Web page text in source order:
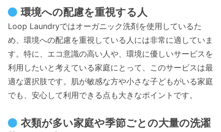
環境への配慮を重視する人
Loop Laundryではオーガニック洗剤を使用しているた
め、環境への配慮を重視している人には非常に適していま
す。特に、エコ意識の高い人や、環境に優しいサービスを
利用したいと考えている家庭にとって、このサービスは最
適な選択肢です。肌が敏感な方や小さな子どもがいる家庭
でも、安心して利用できる点も大きなポイントです。
衣類が多い家庭や季節ごとの大量の洗濯